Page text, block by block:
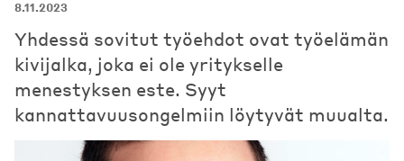
8.11.2023
Yhdessä sovitut työehdot ovat työelämän
kivijalka, joka ei ole yritykselle
menestyksen este. Syyt
kannattavuusongelmiin löytyvät muualta.